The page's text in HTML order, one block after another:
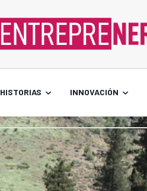
HISTORIAS INNOVACIÓN